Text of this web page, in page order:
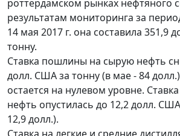
роттердамском рынках нефтяного
результатам мониторинга за
14 мая 2017 г. она составила 351,9
тонну.
Ставка пошлины на сырую нефть
долл. США за тонну (в мае - 84
остается на нулевом уровне.
нефть опустилась до 12,2 долл.
12,9 долл.).